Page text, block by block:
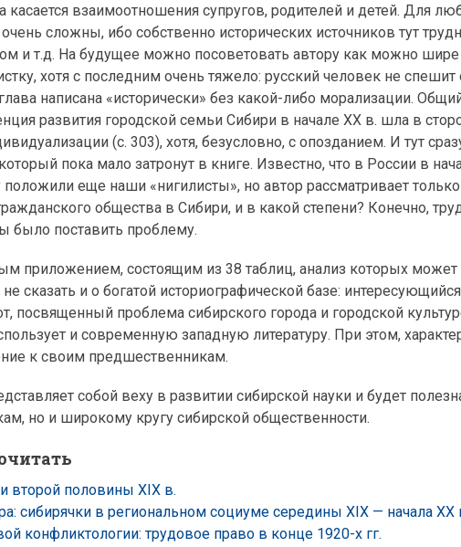
касается взаимоотношения супругов, родителей и детей. Для
сложны, ибо собственно исторических источников тут
и т.д. На будущее можно посоветовать автору как можно шире
хотя с последним очень тяжело: русский человек не
написана «исторически» без какой-либо морализации.
развития городской семьи Сибири в начале XX в. шла в
(с. 303), хотя, безусловно, с опозданием. И тут
пока мало затронут в книге. Известно, что в России в
положили еще наши «нигилисты», но автор рассматривает
общества в Сибири, и в какой степени? Конечно,
было поставить проблему.
приложением, состоящим из 38 таблиц, анализ которых может
сказать и о богатой историографической базе:
посвященный проблема сибирского города и городской
и современную западную литературу. При этом,
к своим предшественникам.
собой веху в развитии сибирской науки и будет
но и широкому кругу сибирской общественности.
второй половины XIX в.
сибирячки в региональном социуме середины XIX — начала XX
конфликтологии: трудовое право в конце 1920-х гг.